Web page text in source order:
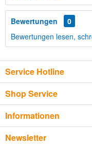
Bewertungen
0
Bewertungen lesen,
Service Hotline
Shop Service
Informationen
Newsletter